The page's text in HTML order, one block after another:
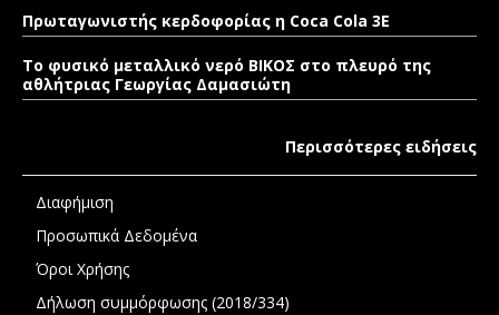
Πρωταγωνιστής κερδοφορίας η Coca Cola 3E
Το φυσικό μεταλλικό νερό ΒΙΚΟΣ στο πλευρό της
αθλήτριας Γεωργίας Δαμασιώτη
Περισσότερες ειδήσεις
Διαφήμιση
Προσωπικά Δεδομένα
Όροι Χρήσης
Δήλωση συμμόρφωσης (2018/334)